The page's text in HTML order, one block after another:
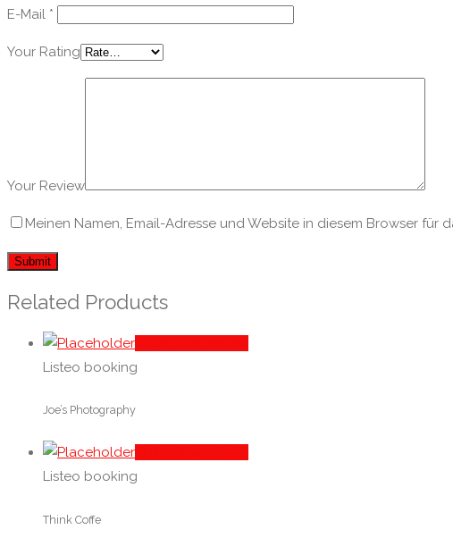
E-Mail *
Your Rating
Your Review
Meinen Namen, Email-Adresse und Website in diesem Browser
Related Products
Listeo booking
Joe’s Photography
Listeo booking
Think Coffe